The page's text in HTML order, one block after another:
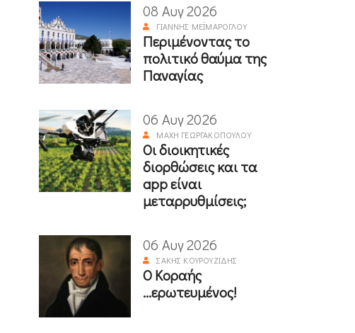
08 Αυγ 2026
ΓΙΆΝΝΗΣ ΜΕΪΜΆΡΟΓΛΟΥ
Περιμένοντας το
πολιτικό θαύμα της
Παναγίας
06 Αυγ 2026
ΜΆΧΗ ΓΕΩΡΓΑΚΟΠΟΎΛΟΥ
Οι διοικητικές
διορθώσεις και τα
app είναι
μεταρρυθμίσεις;
06 Αυγ 2026
ΣΆΚΗΣ ΚΟΥΡΟΥΖΊΔΗΣ
Ο Κοραής
...ερωτευμένος!